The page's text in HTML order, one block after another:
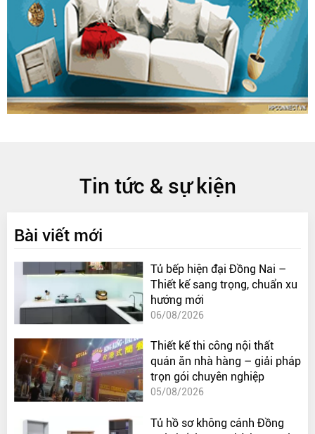
Tin tức & sự kiện
Bài viết mới
Tủ bếp hiện đại Đồng Nai –
Thiết kế sang trọng, chuẩn xu
hướng mới
06/08/2026
Thiết kế thi công nội thất
quán ăn nhà hàng – giải pháp
trọn gói chuyên nghiệp
05/08/2026
Tủ hồ sơ không cánh Đồng